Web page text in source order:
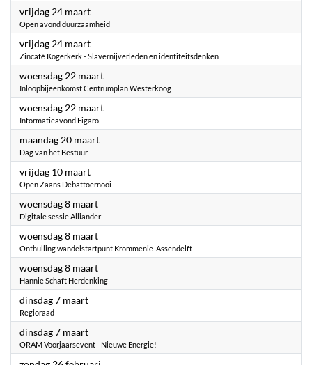
vrijdag 24 maart2023
Open avond duurzaamheid
vrijdag 24 maart2023
Zincafé Kogerkerk - Slavernijverleden en identiteitsdenken
woensdag 22 maart2023
Inloopbijeenkomst Centrumplan Westerkoog
woensdag 22 maart2023
Informatieavond Figaro
maandag 20 maart2023
Dag van het Bestuur
vrijdag 10 maart2023
Open Zaans Debattoernooi
woensdag 8 maart2023
Digitale sessie Alliander
woensdag 8 maart2023
Onthulling wandelstartpunt Krommenie-Assendelft
woensdag 8 maart2023
Hannie Schaft Herdenking
dinsdag 7 maart2023
Regioraad
dinsdag 7 maart2023
ORAM Voorjaarsevent - Nieuwe Energie!